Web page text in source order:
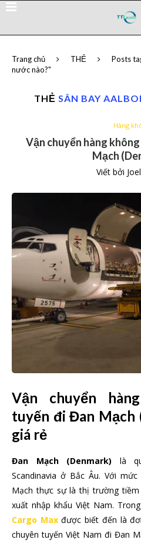
Trang chủ THẺ
Posts
nước nào?"
THẺ SÂN BAY
Hàng
Vận chuyển hàng
Mạch
Viết bởi
Vận chuyển
tuyến đi Đan Mạch
giá rẻ
Đan Mạch (Denmark) là
Scandinavia ở Bắc Âu. Với
Mạch thực sự là thị trường tiềm
xuất nhập khẩu Việt Nam.
Cargo Maxđược biết đến là
chuyên tuyến Việt Nam đi Đan